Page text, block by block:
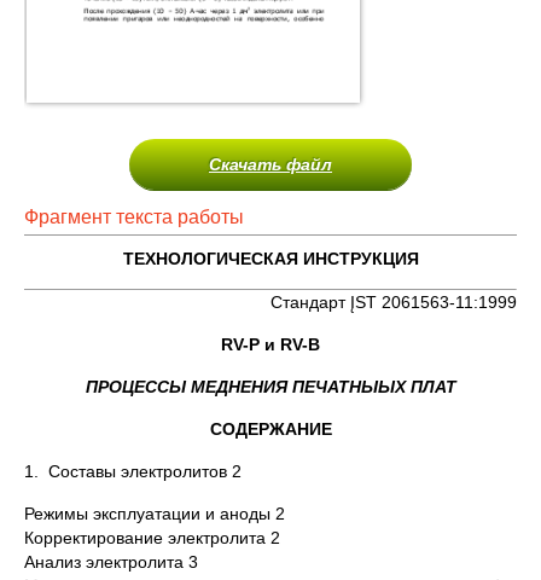
Скачать файл
Фрагмент текста работы
ТЕХНОЛОГИЧЕСКАЯ ИНСТРУКЦИЯ
Стандарт ĮST 2061563-11:1999
RV-P и RV-B
ПРОЦЕССЫ МЕДНЕНИЯ ПЕЧАТНЫЫХ ПЛАТ
СОДЕРЖАНИЕ
1. Составы электролитов 2
Режимы эксплуатации и аноды 2
Корректирование электролита 2
Анализ электролита 3